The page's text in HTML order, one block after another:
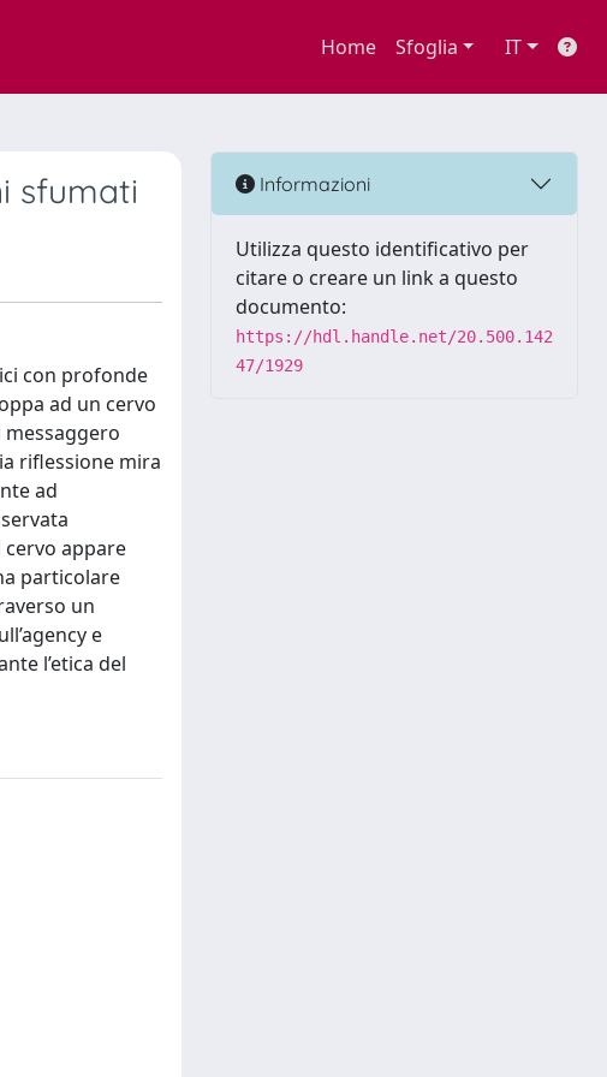
Home Sfoglia IT
sfumati
con profonde
ad un cervo
messaggero
riflessione mira
ad
cervo appare
particolare
un
e
l’etica del
Informazioni
Utilizza questo identificativo per
citare o creare un link a questo
documento:
https://hdl.handle.net/20.500.142
47/1929